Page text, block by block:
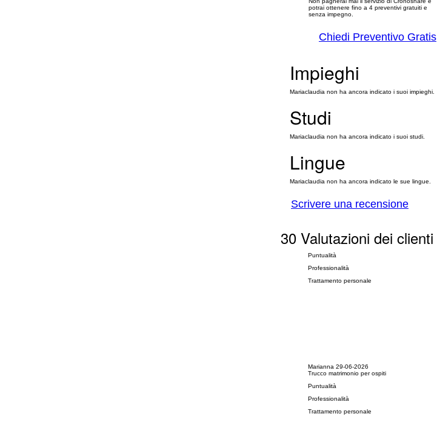
potrai ottenere fino a 4 preventivi gratuiti e
senza impegno.
Chiedi Preventivo Gratis
Impieghi
Mariaclaudia non ha ancora indicato i suoi impieghi.
Studi
Mariaclaudia non ha ancora indicato i suoi studi.
Lingue
Mariaclaudia non ha ancora indicato le sue lingue.
Scrivere una recensione
30 Valutazioni dei clienti
Puntualità
Professionalità
Trattamento personale
Marianna 29-06-2026
Trucco matrimonio per ospiti
Puntualità
Professionalità
Trattamento personale